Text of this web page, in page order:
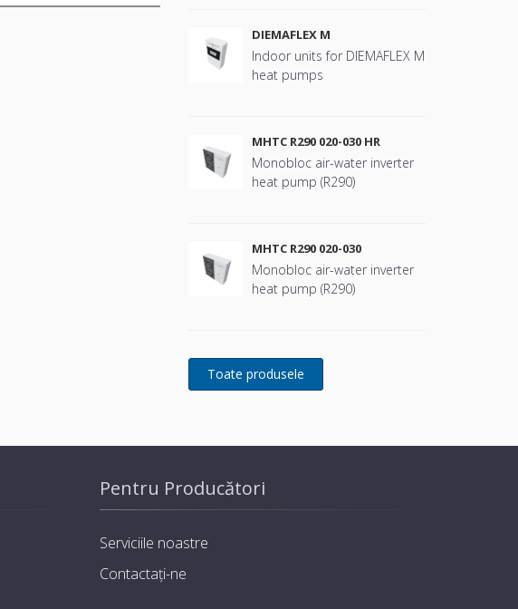
DIEMAFLEX M
Indoor units for DIEMAFLEX M
heat pumps
MHTC R290 020-030 HR
Monobloc air-water inverter
heat pump (R290)
MHTC R290 020-030
Monobloc air-water inverter
heat pump (R290)
Pentru Producători
Serviciile noastre
Contactați-ne